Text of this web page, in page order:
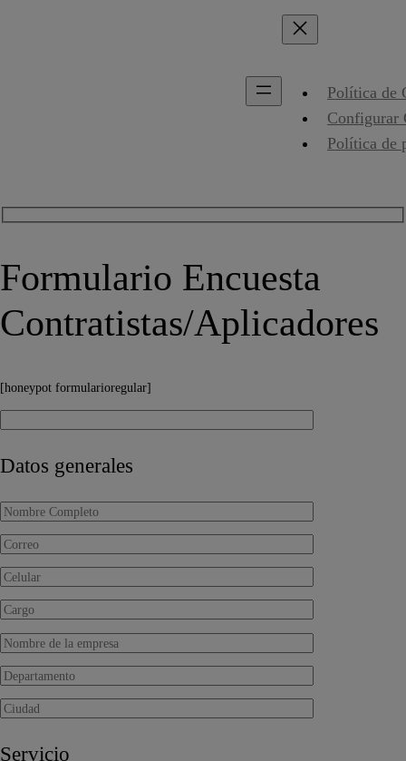
Política de
Configurar
Política de
Formulario Encuesta
Contratistas/Aplicadores
[honeypot formularioregular]
Datos generales
Servicio